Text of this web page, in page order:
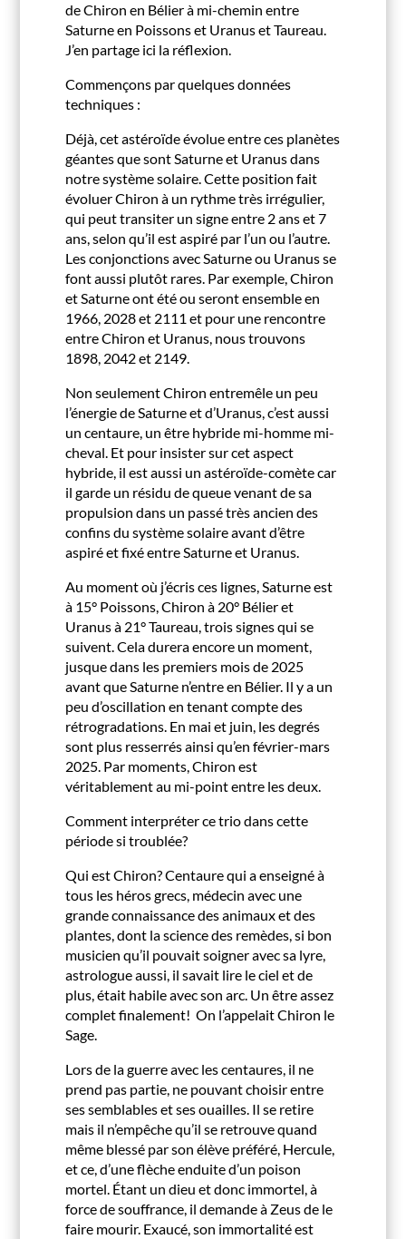
de Chiron en Bélier à mi-chemin entre
Saturne en Poissons et Uranus et Taureau.
J’en partage ici la réflexion.
Commençons par quelques données
techniques :
Déjà, cet astéroïde évolue entre ces planètes
géantes que sont Saturne et Uranus dans
notre système solaire. Cette position fait
évoluer Chiron à un rythme très irrégulier,
qui peut transiter un signe entre 2 ans et 7
ans, selon qu’il est aspiré par l’un ou l’autre.
Les conjonctions avec Saturne ou Uranus se
font aussi plutôt rares. Par exemple, Chiron
et Saturne ont été ou seront ensemble en
1966, 2028 et 2111 et pour une rencontre
entre Chiron et Uranus, nous trouvons
1898, 2042 et 2149.
Non seulement Chiron entremêle un peu
l’énergie de Saturne et d’Uranus, c’est aussi
un centaure, un être hybride mi-homme mi-
cheval. Et pour insister sur cet aspect
hybride, il est aussi un astéroïde-comète car
il garde un résidu de queue venant de sa
propulsion dans un passé très ancien des
confins du système solaire avant d’être
aspiré et fixé entre Saturne et Uranus.
Au moment où j’écris ces lignes, Saturne est
à 15° Poissons, Chiron à 20° Bélier et
Uranus à 21°Taureau, trois signes qui se
suivent. Cela durera encore un moment,
jusque dans les premiers mois de 2025
avant que Saturne n’entre en Bélier. Il y a un
peu d’oscillation en tenant compte des
rétrogradations. En mai et juin, les degrés
sont plus resserrés ainsi qu’en février-mars
2025. Par moments, Chiron est
véritablement au mi-point entre les deux.
Comment interpréter ce trio dans cette
période si troublée?
Qui est Chiron? Centaure qui a enseigné à
tous les héros grecs, médecin avec une
grande connaissance des animaux et des
plantes, dont la science des remèdes, si bon
musicien qu’il pouvait soigner avec sa lyre,
astrologue aussi, il savait lire le ciel et de
plus, était habile avec son arc. Un être assez
complet finalement! On l’appelait Chiron le
Sage.
Lors de la guerre avec les centaures, il ne
prend pas partie, ne pouvant choisir entre
ses semblables et ses ouailles. Il se retire
mais il n’empêche qu’il se retrouve quand
même blessé par son élève préféré, Hercule,
et ce, d’une flèche enduite d’un poison
mortel. Étant un dieu et donc immortel, à
force de souffrance, il demande à Zeus de le
faire mourir. Exaucé, son immortalité est